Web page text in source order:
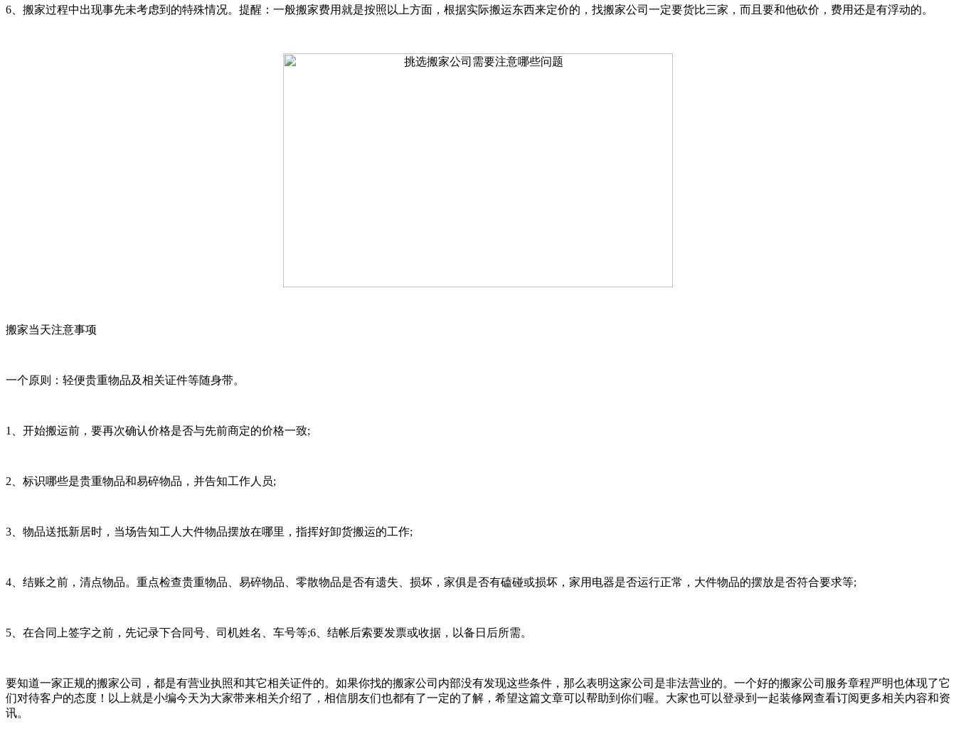
6、搬家过程中出现事先未考虑到的特殊情况。提醒：一般搬家费用就是按照以上方面，根据实际搬运东西来定价的，找搬家公司一定要货比三家，而且要和他砍价，费用还是有浮动的。
搬家当天注意事项
一个原则：轻便贵重物品及相关证件等随身带。
1、开始搬运前，要再次确认价格是否与先前商定的价格一致;
2、标识哪些是贵重物品和易碎物品，并告知工作人员;
3、物品送抵新居时，当场告知工人大件物品摆放在哪里，指挥好卸货搬运的工作;
4、结账之前，清点物品。重点检查贵重物品、易碎物品、零散物品是否有遗失、损坏，家俱是否有磕碰或损坏，家用电器是否运行正常，大件物品的摆放是否符合要求等;
5、在合同上签字之前，先记录下合同号、司机姓名、车号等;6、结帐后索要发票或收据，以备日后所需。
要知道一家正规的搬家公司，都是有营业执照和其它相关证件的。如果你找的搬家公司内部没有发现这些条件，那么表明这家公司是非法营业的。一个好的搬家公司服务章程严明也体现了它
们对待客户的态度！以上就是小编今天为大家带来相关介绍了，相信朋友们也都有了一定的了解，希望这篇文章可以帮助到你们喔。大家也可以登录到一起装修网查看订阅更多相关内容和资
讯。